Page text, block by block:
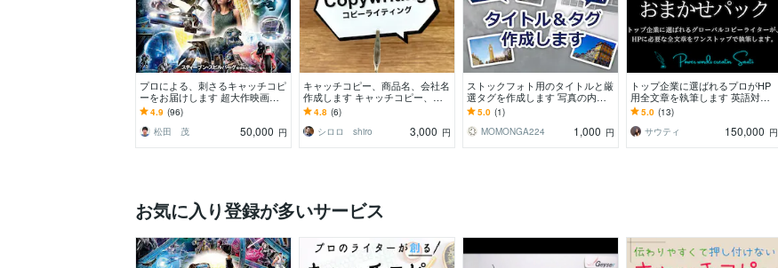
プロによる、刺さるキャッチコピ
ーをお届けします 超大作映画な
ども手がける、プロのコピーライ
ターによる言葉を。
4.9 (96)
松田 茂
50,000 円
キャッチコピー、商品名、会社名
作成します キャッチコピー、商
品名など想いを形にします。
4.8 (6)
シロロ shiro
3,000 円
ストックフォト用のタイトルと厳
選タグを作成します 写真の内容
が伝わる自然なタイトルと使いや
すいタグを考えます。
5.0 (1)
MOMONGA224
1,000 円
トップ企業に選ばれるプロがHP
用全文章を執筆します 英語対応
でグローバルサイトもバイリンガ
ルライターにお任せを。
5.0 (13)
サウティ
150,000 円
お気に入り登録が多いサービス